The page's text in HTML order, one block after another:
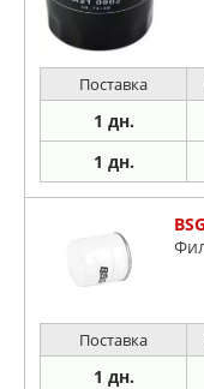
Поставка
1 дн.
1 дн.
Поставка
1 дн.